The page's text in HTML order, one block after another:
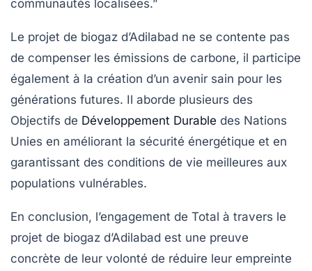
communautés localisées.”
Le projet de biogaz d’Adilabad ne se contente pas
de compenser les émissions de carbone, il participe
également à la création d’un avenir sain pour les
générations futures. Il aborde plusieurs des
Objectifs de Développement Durable des Nations
Unies en améliorant la sécurité énergétique et en
garantissant des conditions de vie meilleures aux
populations vulnérables.
En conclusion, l’engagement de Total à travers le
projet de biogaz d’Adilabad est une preuve
concrète de leur volonté de réduire leur empreinte